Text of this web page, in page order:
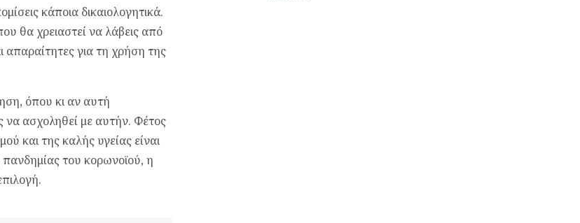
κάποια δικαιολογητικά.
θα χρειαστεί να λάβεις από
απαραίτητες για τη χρήση της
όπου κι αν αυτή
να ασχοληθεί με αυτήν. Φέτος
και της καλής υγείας είναι
του κορωνοϊού, η